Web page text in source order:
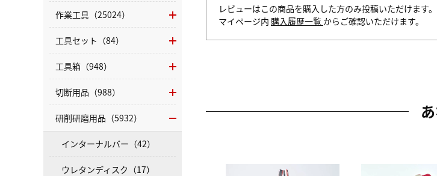
レビューはこの商品を購入した方のみ投稿いただけます
マイページ内 購入履歴一覧 からご確認いただけます。
作業工具（25024）
工具セット（84）
工具箱（948）
切断用品（988）
研削研磨用品（5932）
インターナルバー（42）
ウレタンディスク（17）